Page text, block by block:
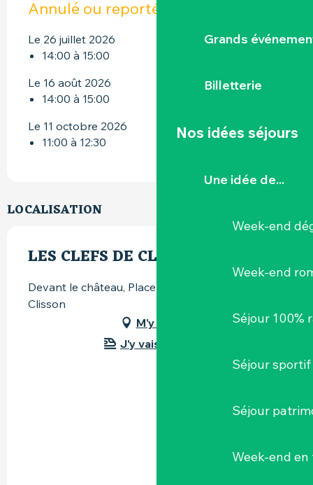
Grands
Billetterie
Nos idées séjours
Une idée de...
Week-end
Week-end
Séjour 100%
Séjour sportif
Séjour
Week-end
Annulé ou reporté
Le 26 juillet 2026
14:00 à 15:00
Le 16 août 2026
14:00 à 15:00
Le 11 octobre 2026
11:00 à 12:30
LOCALISATION
LES CLEFS DE CLISSON
Devant le château, Place du Minage, 44190
Clisson
M'y rendre
J'y vais en train !